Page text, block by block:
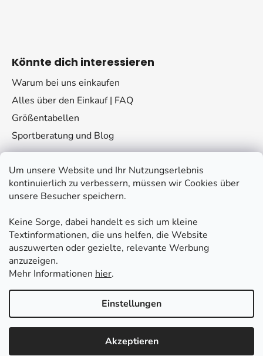
Um unsere Website und Ihr Nutzungserlebnis
kontinuierlich zu verbessern, müssen wir Cookies über
unsere Besucher speichern.
Keine Sorge, dabei handelt es sich um kleine
Textinformationen, die uns helfen, die Website
auszuwerten oder gezielte, relevante Werbung
anzuzeigen.
Mehr Informationen hier.
Einstellungen
Akzeptieren
Könnte dich interessieren
Warum bei uns einkaufen
Alles über den Einkauf | FAQ
Größentabellen
Sportberatung und Blog
Kontakt
eshop
Erstellt von Shoptet Premium